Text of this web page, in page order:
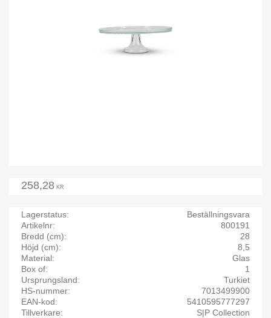
258,28 KR
Lagerstatus
Beställningsvara
Artikelnr
800191
Bredd (cm)
28
Höjd (cm)
8,5
Material
Glas
Box of
1
Ursprungsland
Turkiet
HS-nummer
7013499900
EAN-kod
5410595777297
Tillverkare
S|P Collection